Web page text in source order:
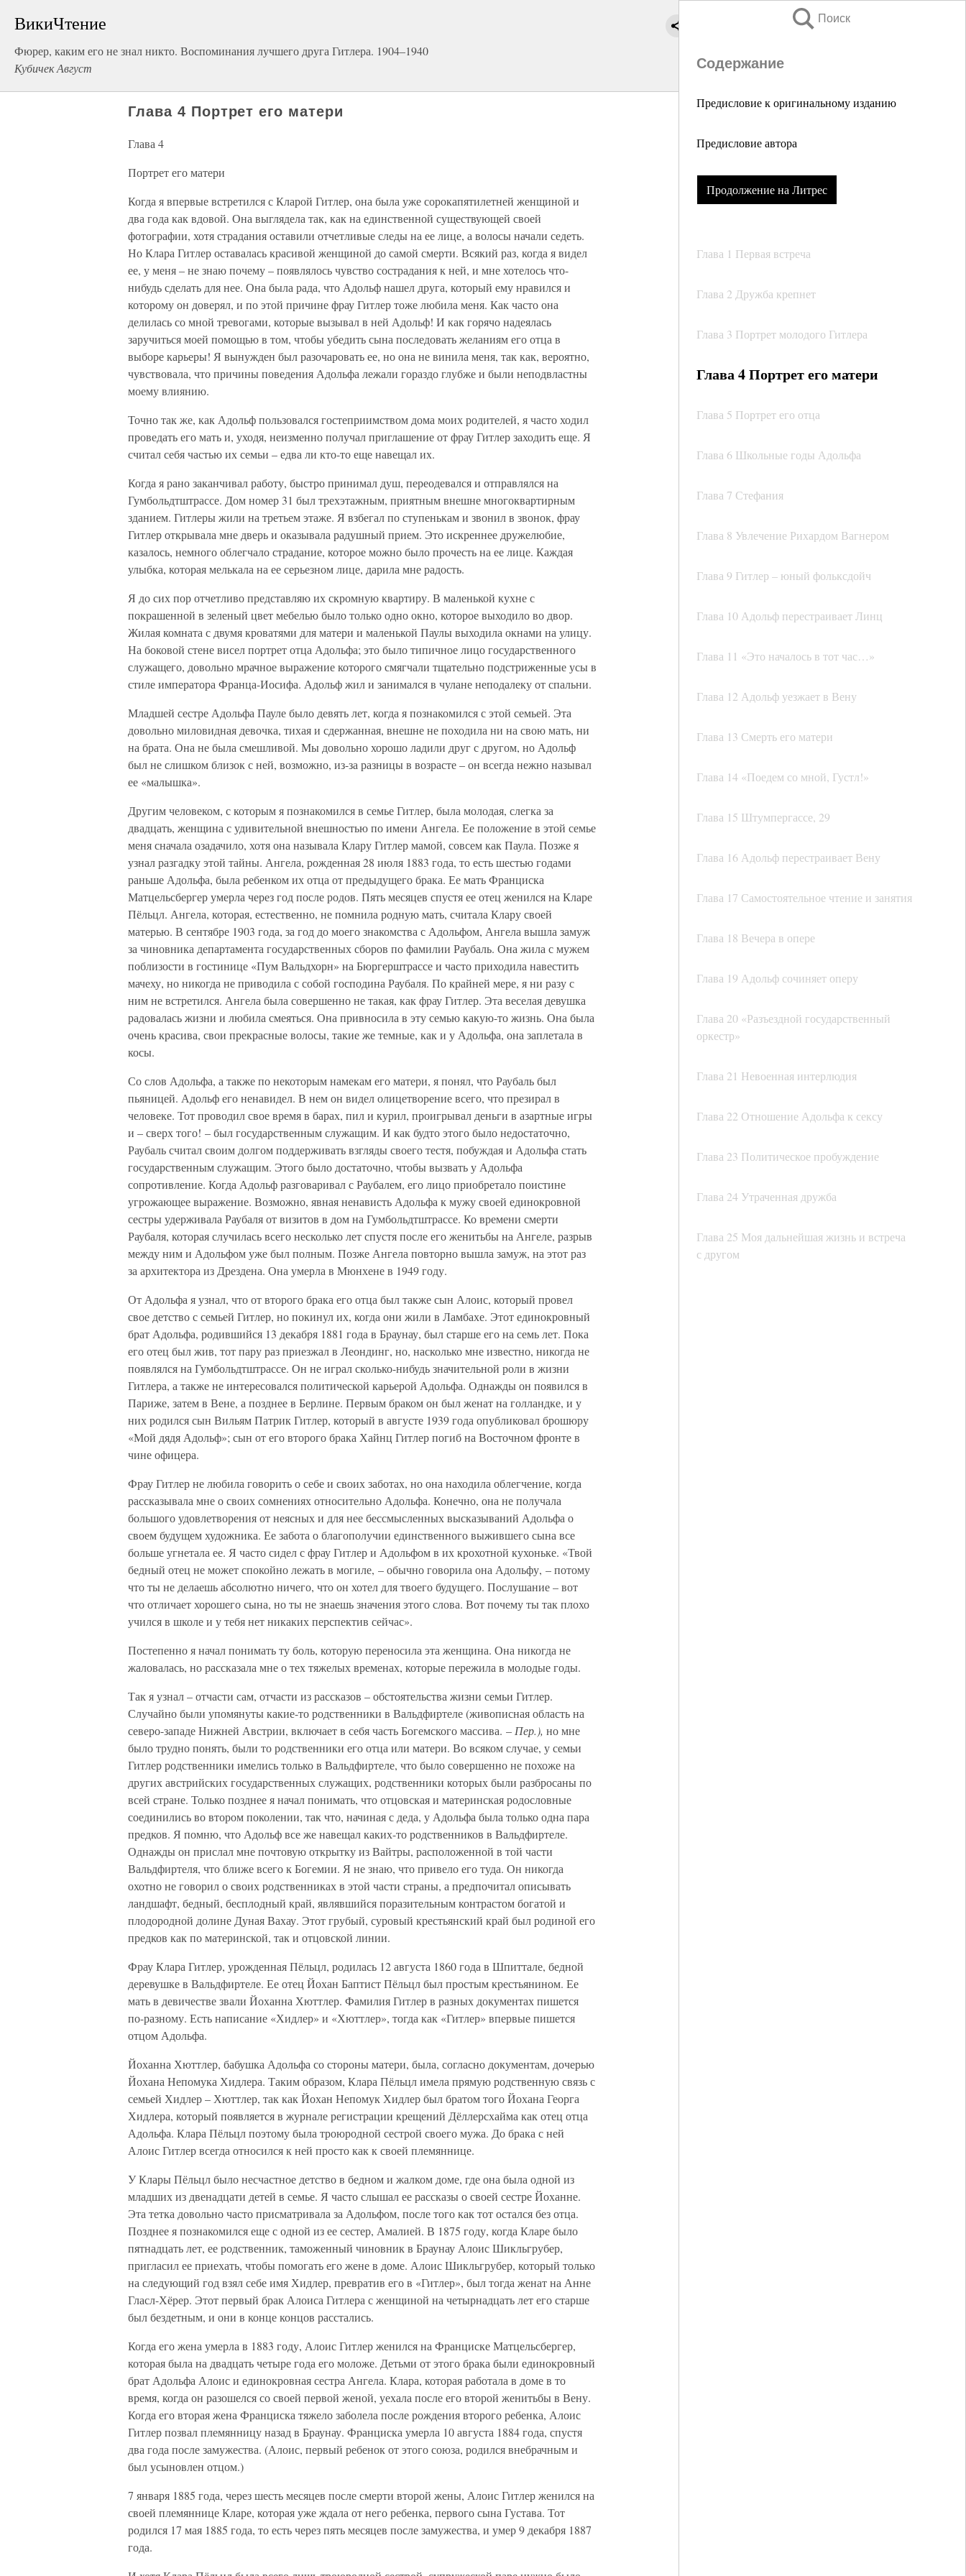
ВикиЧтение
Фюрер, каким его не знал никто. Воспоминания лучшего друга Гитлера. 1904–1940
Кубичек Август
Поиск
Содержание
Предисловие к оригинальному изданию
Предисловие автора
Продолжение на Литрес
Глава 1 Первая встреча
Глава 2 Дружба крепнет
Глава 3 Портрет молодого Гитлера
Глава 4 Портрет его матери
Глава 5 Портрет его отца
Глава 6 Школьные годы Адольфа
Глава 7 Стефания
Глава 8 Увлечение Рихардом Вагнером
Глава 9 Гитлер – юный фольксдойч
Глава 10 Адольф перестраивает Линц
Глава 11 «Это началось в тот час…»
Глава 12 Адольф уезжает в Вену
Глава 13 Смерть его матери
Глава 14 «Поедем со мной, Густл!»
Глава 15 Штумпергассе, 29
Глава 16 Адольф перестраивает Вену
Глава 17 Самостоятельное чтение и занятия
Глава 18 Вечера в опере
Глава 19 Адольф сочиняет оперу
Глава 20 «Разъездной государственный
оркестр»
Глава 21 Невоенная интерлюдия
Глава 22 Отношение Адольфа к сексу
Глава 23 Политическое пробуждение
Глава 24 Утраченная дружба
Глава 25 Моя дальнейшая жизнь и встреча
с другом
Глава 4 Портрет его матери
Глава 4
Портрет его матери
Когда я впервые встретился с Кларой Гитлер, она была уже сорокапятилетней женщиной и
два года как вдовой. Она выглядела так, как на единственной существующей своей
фотографии, хотя страдания оставили отчетливые следы на ее лице, а волосы начали седеть.
Но Клара Гитлер оставалась красивой женщиной до самой смерти. Всякий раз, когда я видел
ее, у меня – не знаю почему – появлялось чувство сострадания к ней, и мне хотелось что-
нибудь сделать для нее. Она была рада, что Адольф нашел друга, который ему нравился и
которому он доверял, и по этой причине фрау Гитлер тоже любила меня. Как часто она
делилась со мной тревогами, которые вызывал в ней Адольф! И как горячо надеялась
заручиться моей помощью в том, чтобы убедить сына последовать желаниям его отца в
выборе карьеры! Я вынужден был разочаровать ее, но она не винила меня, так как, вероятно,
чувствовала, что причины поведения Адольфа лежали гораздо глубже и были неподвластны
моему влиянию.
Точно так же, как Адольф пользовался гостеприимством дома моих родителей, я часто ходил
проведать его мать и, уходя, неизменно получал приглашение от фрау Гитлер заходить еще. Я
считал себя частью их семьи – едва ли кто-то еще навещал их.
Когда я рано заканчивал работу, быстро принимал душ, переодевался и отправлялся на
Гумбольдтштрассе. Дом номер 31 был трехэтажным, приятным внешне многоквартирным
зданием. Гитлеры жили на третьем этаже. Я взбегал по ступенькам и звонил в звонок, фрау
Гитлер открывала мне дверь и оказывала радушный прием. Это искреннее дружелюбие,
казалось, немного облегчало страдание, которое можно было прочесть на ее лице. Каждая
улыбка, которая мелькала на ее серьезном лице, дарила мне радость.
Я до сих пор отчетливо представляю их скромную квартиру. В маленькой кухне с
покрашенной в зеленый цвет мебелью было только одно окно, которое выходило во двор.
Жилая комната с двумя кроватями для матери и маленькой Паулы выходила окнами на улицу.
На боковой стене висел портрет отца Адольфа; это было типичное лицо государственного
служащего, довольно мрачное выражение которого смягчали тщательно подстриженные усы в
стиле императора Франца-Иосифа. Адольф жил и занимался в чулане неподалеку от спальни.
Младшей сестре Адольфа Пауле было девять лет, когда я познакомился с этой семьей. Эта
довольно миловидная девочка, тихая и сдержанная, внешне не походила ни на свою мать, ни
на брата. Она не была смешливой. Мы довольно хорошо ладили друг с другом, но Адольф
был не слишком близок с ней, возможно, из-за разницы в возрасте – он всегда нежно называл
ее «малышка».
Другим человеком, с которым я познакомился в семье Гитлер, была молодая, слегка за
двадцать, женщина с удивительной внешностью по имени Ангела. Ее положение в этой семье
меня сначала озадачило, хотя она называла Клару Гитлер мамой, совсем как Паула. Позже я
узнал разгадку этой тайны. Ангела, рожденная 28 июля 1883 года, то есть шестью годами
раньше Адольфа, была ребенком их отца от предыдущего брака. Ее мать Франциска
Матцельсбергер умерла через год после родов. Пять месяцев спустя ее отец женился на Кларе
Пёльцл. Ангела, которая, естественно, не помнила родную мать, считала Клару своей
матерью. В сентябре 1903 года, за год до моего знакомства с Адольфом, Ангела вышла замуж
за чиновника департамента государственных сборов по фамилии Раубаль. Она жила с мужем
поблизости в гостинице «Пум Вальдхорн» на Бюргерштрассе и часто приходила навестить
мачеху, но никогда не приводила с собой господина Раубаля. По крайней мере, я ни разу с
ним не встретился. Ангела была совершенно не такая, как фрау Гитлер. Эта веселая девушка
радовалась жизни и любила смеяться. Она привносила в эту семью какую-то жизнь. Она была
очень красива, свои прекрасные волосы, такие же темные, как и у Адольфа, она заплетала в
косы.
Со слов Адольфа, а также по некоторым намекам его матери, я понял, что Раубаль был
пьяницей. Адольф его ненавидел. В нем он видел олицетворение всего, что презирал в
человеке. Тот проводил свое время в барах, пил и курил, проигрывал деньги в азартные игры
и – сверх того! – был государственным служащим. И как будто этого было недостаточно,
Раубаль считал своим долгом поддерживать взгляды своего тестя, побуждая и Адольфа стать
государственным служащим. Этого было достаточно, чтобы вызвать у Адольфа
сопротивление. Когда Адольф разговаривал с Раубалем, его лицо приобретало поистине
угрожающее выражение. Возможно, явная ненависть Адольфа к мужу своей единокровной
сестры удерживала Раубаля от визитов в дом на Гумбольдтштрассе. Ко времени смерти
Раубаля, которая случилась всего несколько лет спустя после его женитьбы на Ангеле, разрыв
между ним и Адольфом уже был полным. Позже Ангела повторно вышла замуж, на этот раз
за архитектора из Дрездена. Она умерла в Мюнхене в 1949 году.
От Адольфа я узнал, что от второго брака его отца был также сын Алоис, который провел
свое детство с семьей Гитлер, но покинул их, когда они жили в Ламбахе. Этот единокровный
брат Адольфа, родившийся 13 декабря 1881 года в Браунау, был старше его на семь лет. Пока
его отец был жив, тот пару раз приезжал в Леондинг, но, насколько мне известно, никогда не
появлялся на Гумбольдтштрассе. Он не играл сколько-нибудь значительной роли в жизни
Гитлера, а также не интересовался политической карьерой Адольфа. Однажды он появился в
Париже, затем в Вене, а позднее в Берлине. Первым браком он был женат на голландке, и у
них родился сын Вильям Патрик Гитлер, который в августе 1939 года опубликовал брошюру
«Мой дядя Адольф»; сын от его второго брака Хайнц Гитлер погиб на Восточном фронте в
чине офицера.
Фрау Гитлер не любила говорить о себе и своих заботах, но она находила облегчение, когда
рассказывала мне о своих сомнениях относительно Адольфа. Конечно, она не получала
большого удовлетворения от неясных и для нее бессмысленных высказываний Адольфа о
своем будущем художника. Ее забота о благополучии единственного выжившего сына все
больше угнетала ее. Я часто сидел с фрау Гитлер и Адольфом в их крохотной кухоньке. «Твой
бедный отец не может спокойно лежать в могиле, – обычно говорила она Адольфу, – потому
что ты не делаешь абсолютно ничего, что он хотел для твоего будущего. Послушание – вот
что отличает хорошего сына, но ты не знаешь значения этого слова. Вот почему ты так плохо
учился в школе и у тебя нет никаких перспектив сейчас».
Постепенно я начал понимать ту боль, которую переносила эта женщина. Она никогда не
жаловалась, но рассказала мне о тех тяжелых временах, которые пережила в молодые годы.
Так я узнал – отчасти сам, отчасти из рассказов – обстоятельства жизни семьи Гитлер.
Случайно были упомянуты какие-то родственники в Вальдфиртеле (живописная область на
северо-западе Нижней Австрии, включает в себя часть Богемского массива. – Пер.), но мне
было трудно понять, были то родственники его отца или матери. Во всяком случае, у семьи
Гитлер родственники имелись только в Вальдфиртеле, что было совершенно не похоже на
других австрийских государственных служащих, родственники которых были разбросаны по
всей стране. Только позднее я начал понимать, что отцовская и материнская родословные
соединились во втором поколении, так что, начиная с деда, у Адольфа была только одна пара
предков. Я помню, что Адольф все же навещал каких-то родственников в Вальдфиртеле.
Однажды он прислал мне почтовую открытку из Вайтры, расположенной в той части
Вальдфиртеля, что ближе всего к Богемии. Я не знаю, что привело его туда. Он никогда
охотно не говорил о своих родственниках в этой части страны, а предпочитал описывать
ландшафт, бедный, бесплодный край, являвшийся поразительным контрастом богатой и
плодородной долине Дуная Вахау. Этот грубый, суровый крестьянский край был родиной его
предков как по материнской, так и отцовской линии.
Фрау Клара Гитлер, урожденная Пёльцл, родилась 12 августа 1860 года в Шпиттале, бедной
деревушке в Вальдфиртеле. Ее отец Йохан Баптист Пёльцл был простым крестьянином. Ее
мать в девичестве звали Йоханна Хюттлер. Фамилия Гитлер в разных документах пишется
по-разному. Есть написание «Хидлер» и «Хюттлер», тогда как «Гитлер» впервые пишется
отцом Адольфа.
Йоханна Хюттлер, бабушка Адольфа со стороны матери, была, согласно документам, дочерью
Йохана Непомука Хидлера. Таким образом, Клара Пёльцл имела прямую родственную связь с
семьей Хидлер – Хюттлер, так как Йохан Непомук Хидлер был братом того Йохана Георга
Хидлера, который появляется в журнале регистрации крещений Дёллерсхайма как отец отца
Адольфа. Клара Пёльцл поэтому была троюродной сестрой своего мужа. До брака с ней
Алоис Гитлер всегда относился к ней просто как к своей племяннице.
У Клары Пёльцл было несчастное детство в бедном и жалком доме, где она была одной из
младших из двенадцати детей в семье. Я часто слышал ее рассказы о своей сестре Йоханне.
Эта тетка довольно часто присматривала за Адольфом, после того как тот остался без отца.
Позднее я познакомился еще с одной из ее сестер, Амалией. В 1875 году, когда Кларе было
пятнадцать лет, ее родственник, таможенный чиновник в Браунау Алоис Шикльгрубер,
пригласил ее приехать, чтобы помогать его жене в доме. Алоис Шикльгрубер, который только
на следующий год взял себе имя Хидлер, превратив его в «Гитлер», был тогда женат на Анне
Гласл-Хёрер. Этот первый брак Алоиса Гитлера с женщиной на четырнадцать лет его старше
был бездетным, и они в конце концов расстались.
Когда его жена умерла в 1883 году, Алоис Гитлер женился на Франциске Матцельсбергер,
которая была на двадцать четыре года его моложе. Детьми от этого брака были единокровный
брат Адольфа Алоис и единокровная сестра Ангела. Клара, которая работала в доме в то
время, когда он разошелся со своей первой женой, уехала после его второй женитьбы в Вену.
Когда его вторая жена Франциска тяжело заболела после рождения второго ребенка, Алоис
Гитлер позвал племянницу назад в Браунау. Франциска умерла 10 августа 1884 года, спустя
два года после замужества. (Алоис, первый ребенок от этого союза, родился внебрачным и
был усыновлен отцом.)
7 января 1885 года, через шесть месяцев после смерти второй жены, Алоис Гитлер женился на
своей племяннице Кларе, которая уже ждала от него ребенка, первого сына Густава. Тот
родился 17 мая 1885 года, то есть через пять месяцев после замужества, и умер 9 декабря 1887
года.